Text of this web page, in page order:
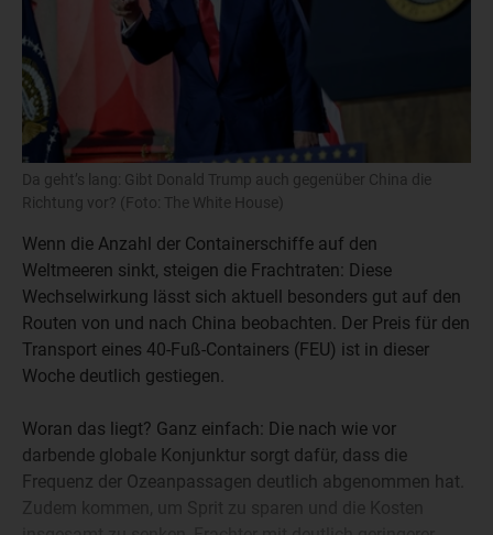
Da geht’s lang: Gibt Donald Trump auch gegenüber China die
Richtung vor? (Foto: The White House)
Wenn die Anzahl der Containerschiffe auf den
Weltmeeren sinkt, steigen die Frachtraten: Diese
Wechselwirkung lässt sich aktuell besonders gut auf den
Routen von und nach China beobachten. Der Preis für den
Transport eines 40-Fuß-Containers (FEU) ist in dieser
Woche deutlich gestiegen.
Woran das liegt? Ganz einfach: Die nach wie vor
darbende globale Konjunktur sorgt dafür, dass die
Frequenz der Ozeanpassagen deutlich abgenommen hat.
Zudem kommen, um Sprit zu sparen und die Kosten